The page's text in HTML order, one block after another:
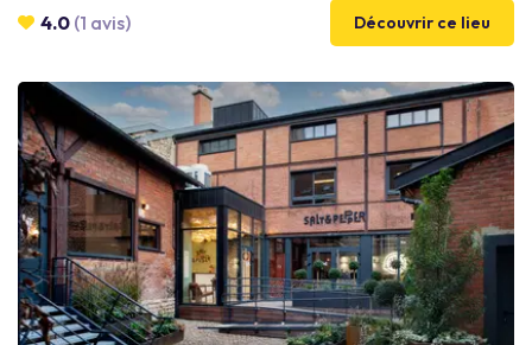
Un parking privé gratuit est disponible sur place. Nous vous
proposons une prestations sur mesure, avec 1 salle de
4.0 (1 avis) Découvrir ce lieu